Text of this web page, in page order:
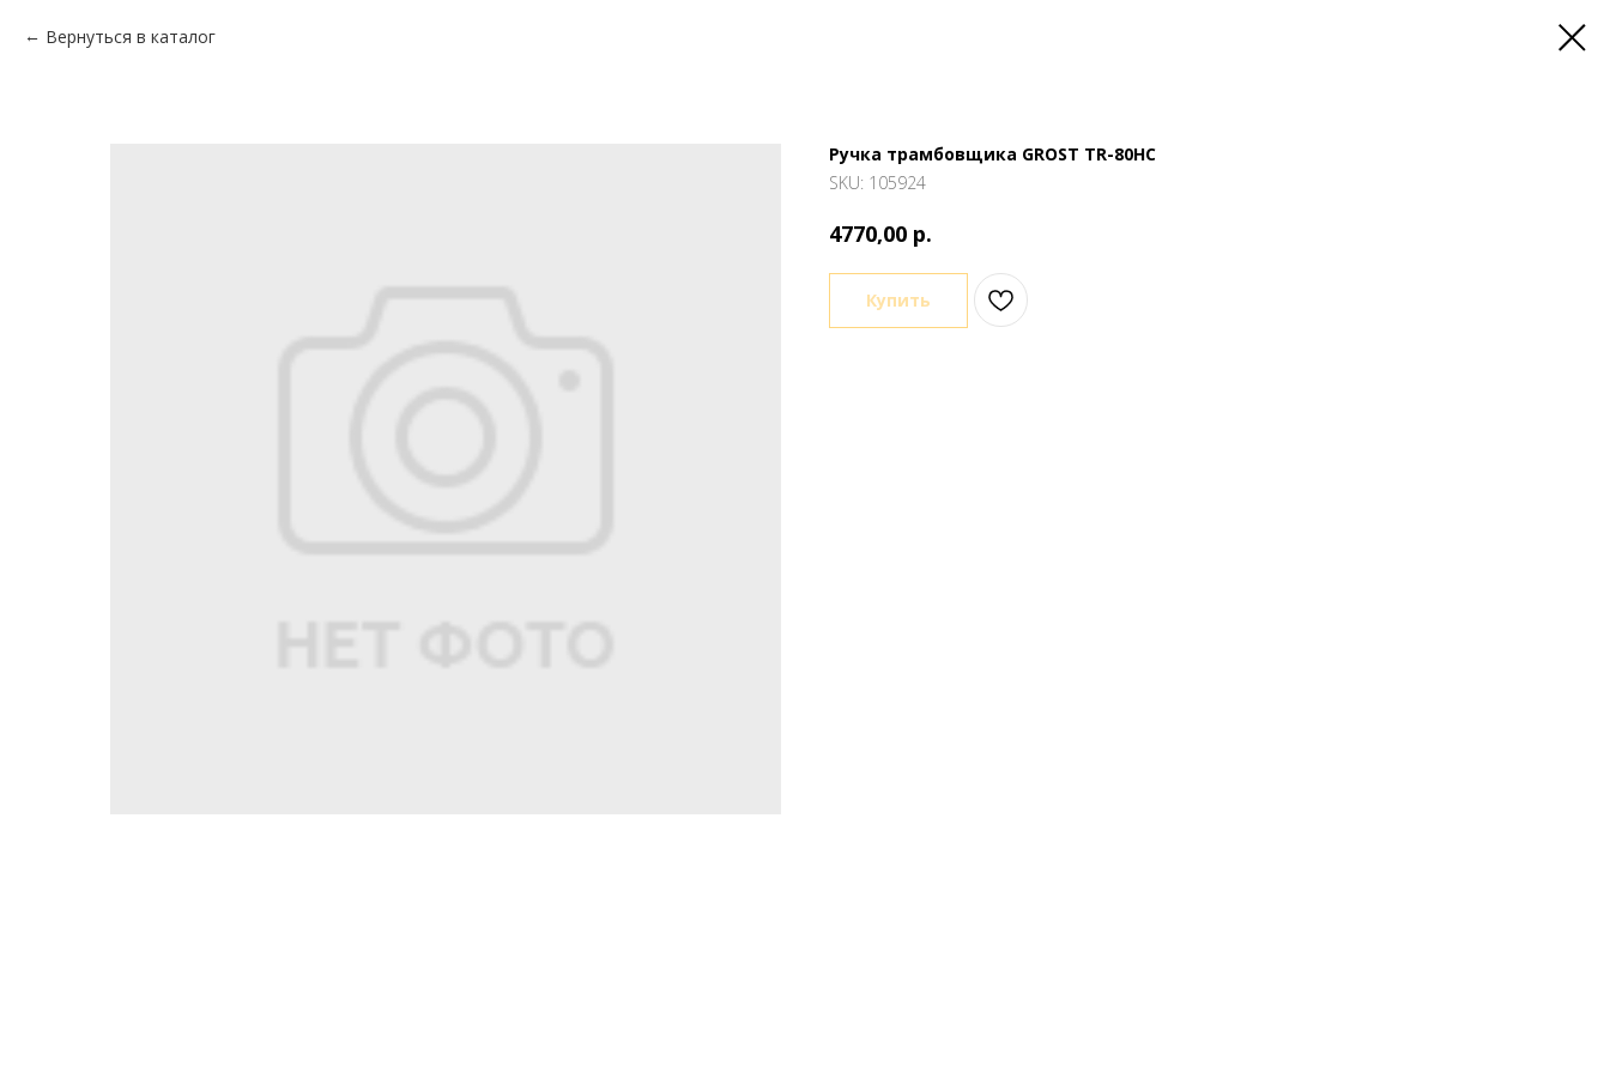
Вернуться в каталог
Ручка трамбовщика GROST TR-80HC
SKU: 105924
4770,00 р.
Купить